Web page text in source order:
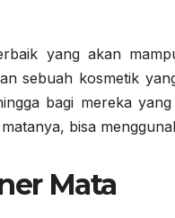
yang akan
sebuah kosmetik
bagi mereka
bisa
Mata